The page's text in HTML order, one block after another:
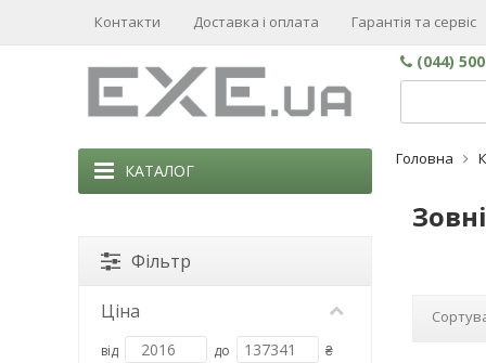
Контакти Доставка і оплата Гарантія та сервіс
(044)
КАТАЛОГ
Головна
Фільтр
Ціна
від до ₴